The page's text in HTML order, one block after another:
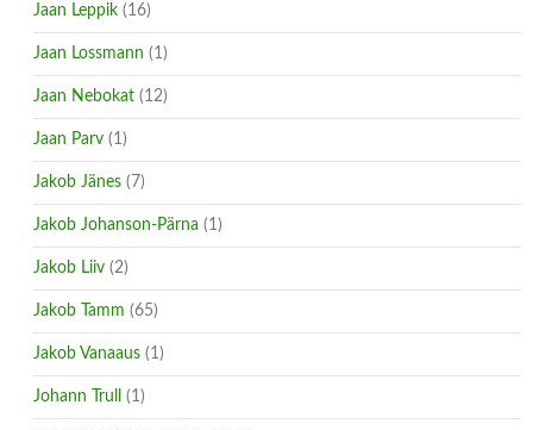
Jaan Leppik (16)
Jaan Lossmann (1)
Jaan Nebokat (12)
Jaan Parv (1)
Jakob Jänes (7)
Jakob Johanson-Pärna (1)
Jakob Liiv (2)
Jakob Tamm (65)
Jakob Vanaaus (1)
Johann Trull (1)